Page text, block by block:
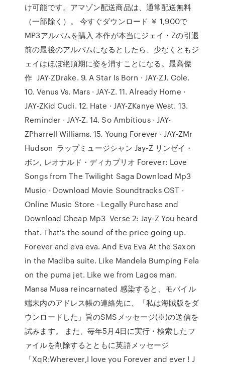
け可能です。アマゾン配送商品は、通常配送無料
（一部除く）。 今すぐダウンロード ￥ 1,900で
MP3アルバムを購入 本作が本当にジェイ・Zの引退
前の最後のアルバムになるとしたら、少なくともジ
ェイはほぼ絶頂期に姿を消すことになる。最高傑
作 JAY-ZDrake. 9. A Star Is Born · JAY-ZJ. Cole.
10. Venus Vs. Mars · JAY-Z. 11. Already Home ·
JAY-ZKid Cudi. 12. Hate · JAY-ZKanye West. 13.
Reminder · JAY-Z. 14. So Ambitious · JAY-
ZPharrell Williams. 15. Young Forever · JAY-ZMr
Hudson ラップミュージシャン Jay-Z リンゼイ・
ボン, レオナルド・ディカプリオ Forever: Love
Songs from The Twilight Saga Download Mp3
Music - Download Movie Soundtracks OST -
Online Music Store - Legally Purchase and
Download Cheap Mp3 Verse 2: Jay-Z You heard
that. That's the sound of the price going up.
Forever and eva eva. And Eva Eva At the Saxon
in the Madiba suite. Like Mandela Bumping Fela
on the puma jet. Like we from Lagos man.
Mansa Musa reincarnated 感染すると、モバイル
端末内のアドレス帳の連絡先に、「私は海賊版をダ
ウンロードした」旨のSMSメッセージ(※)の送信を
試みます。 また、毎年5月4日に実行・検索したフ
ァイルを削除するとともに英語メッセージ
「XqR:Wherever,I love you Forever and ever ! J